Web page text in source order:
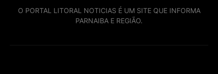
O PORTAL LITORAL NOTICIAS É UM SITE QUE INFORMA
PARNAIBA E REGIÃO.